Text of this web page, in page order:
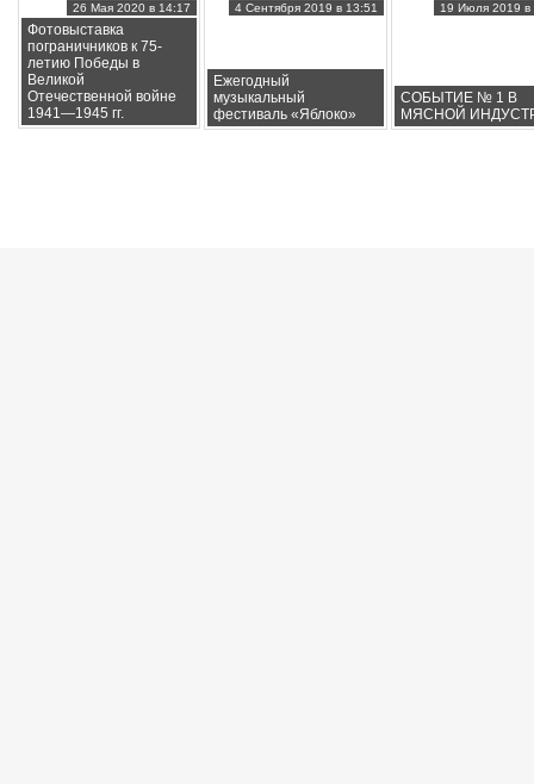
Фотовыставка
пограничников к 75-
летию Победы в
Великой
Отечественной войне
1941—1945 гг.
26 Мая 2020 в 14:17
Ежегодный
музыкальный
фестиваль «Яблоко»
4 Сентября 2019 в 13:51
СОБЫТИЕ № 1 В
МЯСНОЙ
19 Июля 2019 в